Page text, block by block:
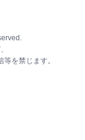
を禁じます。